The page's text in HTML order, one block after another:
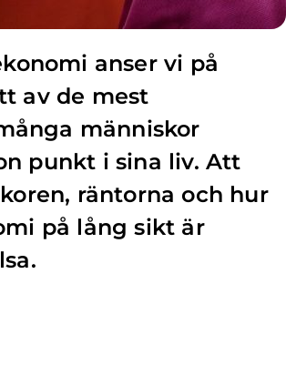
anser vi på
av de mest
människor
punkt i sina liv. Att
räntorna och hur
på lång sikt är